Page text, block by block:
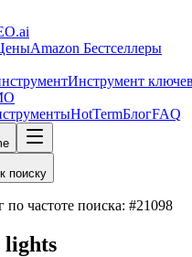
.ai
Amazon Бестселлеры
Инструмент
HotTermБлогFAQ
поиску
по частоте поиска: #21098
lights